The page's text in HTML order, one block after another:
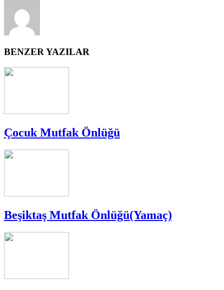
BENZER YAZILAR
Çocuk Mutfak Önlüğü
Beşiktaş Mutfak Önlüğü(Yamaç)